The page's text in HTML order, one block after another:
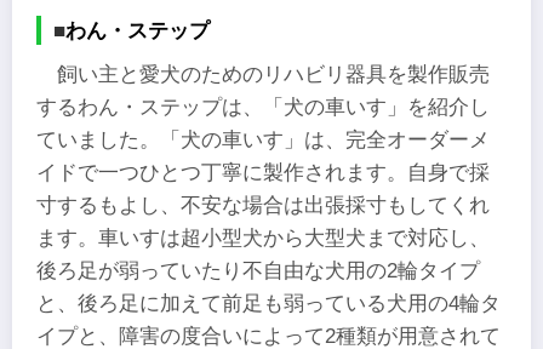
■わん・ステップ
飼い主と愛犬のためのリハビリ器具を製作販売
するわん・ステップは、「犬の車いす」を紹介し
ていました。「犬の車いす」は、完全オーダーメ
イドで一つひとつ丁寧に製作されます。自身で採
寸するもよし、不安な場合は出張採寸もしてくれ
ます。車いすは超小型犬から大型犬まで対応し、
後ろ足が弱っていたり不自由な犬用の2輪タイプ
と、後ろ足に加えて前足も弱っている犬用の4輪タ
イプと、障害の度合いによって2種類が用意されて